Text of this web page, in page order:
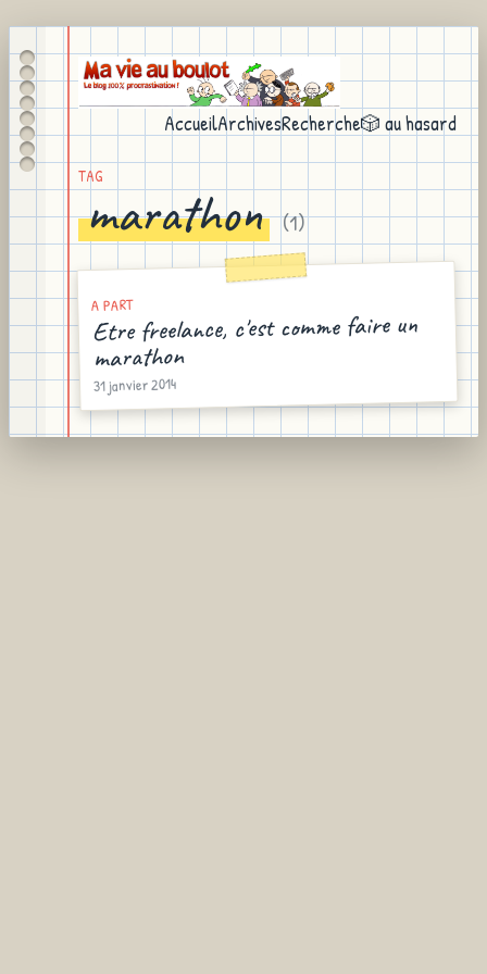
AccueilArchivesRecherche🎲 au hasard
TAG
marathon (1)
A PART
Etre freelance, c'est comme faire un
marathon
31 janvier 2014